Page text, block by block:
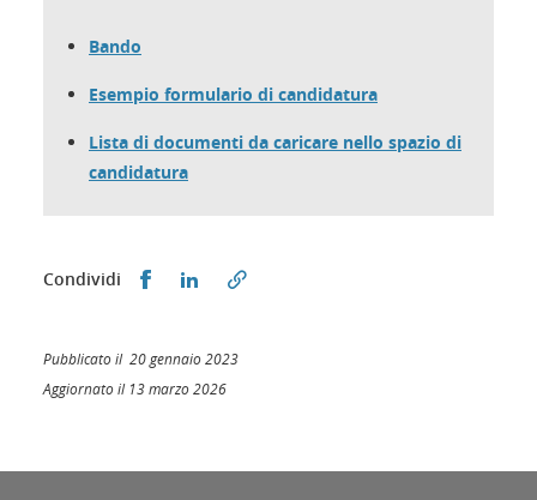
Bando
Esempio formulario di candidatura
Lista di documenti da caricare nello spazio di
candidatura
Condividi Condividi su Facebook
Condividi su LinkedIn
Pubblicato il 20 gennaio 2023
Aggiornato il 13 marzo 2026